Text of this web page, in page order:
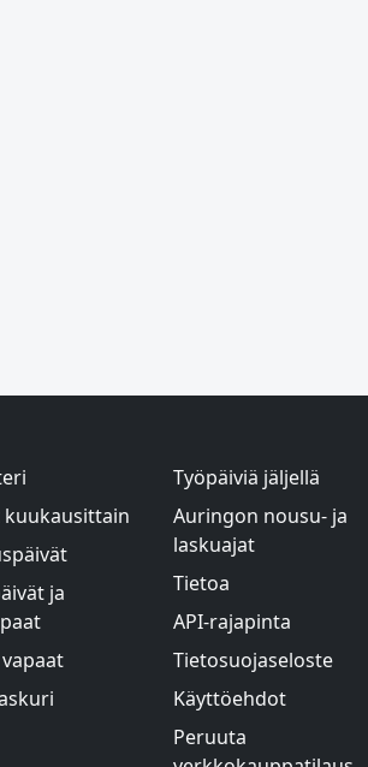
kuukausittain
ja
Työpäiviä jäljellä
Auringon nousu- ja
laskuajat
Tietoa
API-rajapinta
Tietosuojaseloste
Käyttöehdot
Peruuta